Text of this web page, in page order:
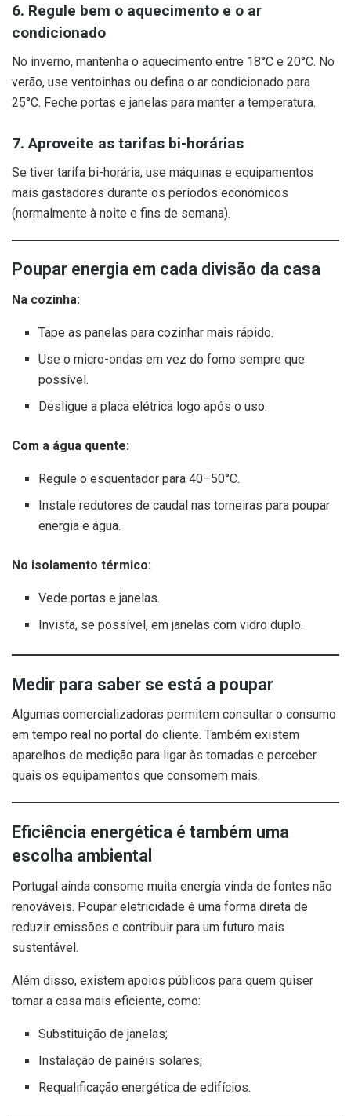
6. Regule bem o aquecimento e o ar
condicionado
No inverno, mantenha o aquecimento entre 18°C e 20°C. No
verão, use ventoinhas ou defina o ar condicionado para
25°C. Feche portas e janelas para manter a temperatura.
7. Aproveite as tarifas bi-horárias
Se tiver tarifa bi-horária, use máquinas e equipamentos
mais gastadores durante os períodos económicos
(normalmente à noite e fins de semana).
Poupar energia em cada divisão da casa
Na cozinha:
Tape as panelas para cozinhar mais rápido.
Use o micro-ondas em vez do forno sempre que
possível.
Desligue a placa elétrica logo após o uso.
Com a água quente:
Regule o esquentador para 40–50°C.
Instale redutores de caudal nas torneiras para poupar
energia e água.
No isolamento térmico:
Vede portas e janelas.
Invista, se possível, em janelas com vidro duplo.
Medir para saber se está a poupar
Algumas comercializadoras permitem consultar o consumo
em tempo real no portal do cliente. Também existem
aparelhos de medição para ligar às tomadas e perceber
quais os equipamentos que consomem mais.
Eficiência energética é também uma
escolha ambiental
Portugal ainda consome muita energia vinda de fontes não
renováveis. Poupar eletricidade é uma forma direta de
reduzir emissões e contribuir para um futuro mais
sustentável.
Além disso, existem apoios públicos para quem quiser
tornar a casa mais eficiente, como:
Substituição de janelas;
Instalação de painéis solares;
Requalificação energética de edifícios.